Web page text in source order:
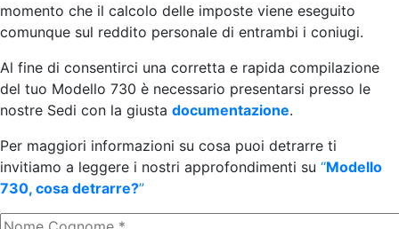
momento che il calcolo delle imposte viene eseguito
comunque sul reddito personale di entrambi i coniugi.
Al fine di consentirci una corretta e rapida compilazione
del tuo Modello 730 è necessario presentarsi presso le
nostre Sedi con la giusta documentazione.
Per maggiori informazioni su cosa puoi detrarre ti
invitiamo a leggere i nostri approfondimenti su “Modello
730, cosa detrarre?”